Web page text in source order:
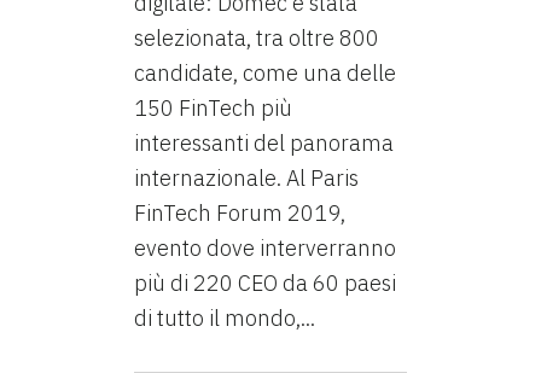
selezionata, tra oltre 800
candidate, come una delle
150 FinTech più
interessanti del panorama
internazionale. Al Paris
FinTech Forum 2019,
evento dove interverranno
più di 220 CEO da 60 paesi
di tutto il mondo,...